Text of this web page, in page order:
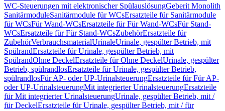
WC-Steuerungen mit elektronischer SpülauslösungGeberit Monolith
SanitärmoduleSanitärmodule für WCsErsatzteile für Sanitärmodule
für WCsFür Wand-WCsErsatzteile für Für Wand-WCsFür Stand-
WCsErsatzteile für Für Stand-WCsZubehörErsatzteile für
ZubehörVerbrauchsmaterialUrinaleUrinale, gespülter Betrieb, mit
SpülrandErsatzteile für Urinale, gespülter Betrieb, mit
SpülrandOhne DeckelErsatzteile für Ohne DeckelUrinale, gespülter
Betrieb, spülrandlosErsatzteile für Urinale, gespülter Betrieb,
spülrandlosFür AP- oder UP-UrinalsteuerungErsatzteile für Für AP-
oder UP-UrinalsteuerungMit integrierter UrinalsteuerungErsatzteile
für Mit integrierter UrinalsteuerungUrinale, gespülter Betrieb, mit /
für DeckelErsatzteile für Urinale, gespülter Betrieb, mit / für